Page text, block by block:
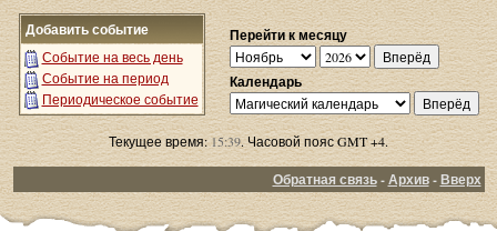
Добавить событие
Событие на весь день
Событие на период
Периодическое событие
Перейти к месяцу
Календарь
Текущее время:15:39. Часовой пояс GMT +4.
Обратная связь-Архив-Вверх